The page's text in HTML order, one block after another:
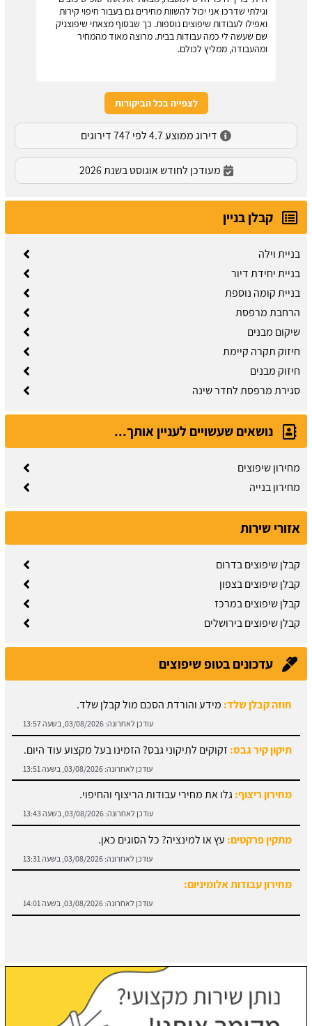
וגילתי שדרכו אני יכול להשוות מחירים גם בעבור חיפוי קירות
ואפילו לעבודות שיפוצים נוספות. כך שבסוף מצאתי שיפוצניק
שם שעשה לי כמה עבודות בבית. מרוצה מאוד מהמחיר
ומהעבודה, ממליץ לכולם.
לצפייה בכל הביקורות
דירוג ממוצע 4.7 לפי 747 דירוגים
מעודכן לחודש אוגוסט בשנת 2026
קבלן בניין
בניית וילה
בניית יחידת דיור
בניית קומה נוספת
הרחבת מרפסת
שיקום מבנים
חיזוק תקרה קיימת
חיזוק מבנים
סגירת מרפסת לחדר שינה
נושאים שעשויים לעניין אותך...
מחירון שיפוצים
מחירון בנייה
אזורי שירות
קבלן שיפוצים בדרום
קבלן שיפוצים בצפון
קבלן שיפוצים במרכז
קבלן שיפוצים בירושלים
עדכונים בטופ שיפוצים
תיקון קיר גבס:זקוקים לתיקוני גבס? הזמינו בעל מקצוע עוד היום.
עודכן לאחרונה:03/08/2026, בשעה 13:51
מחירון ריצוף:גלו את מחירי עבודות הריצוף והחיפוי.
עודכן לאחרונה: 03/08/2026, בשעה 13:43
מתקין פרקטים:עץ או למינציה? כל הסוגים כאן.
עודכן לאחרונה:03/08/2026, בשעה 13:31
מחירון עבודות אלומיניום:
עודכן לאחרונה: 03/08/2026, בשעה 14:01